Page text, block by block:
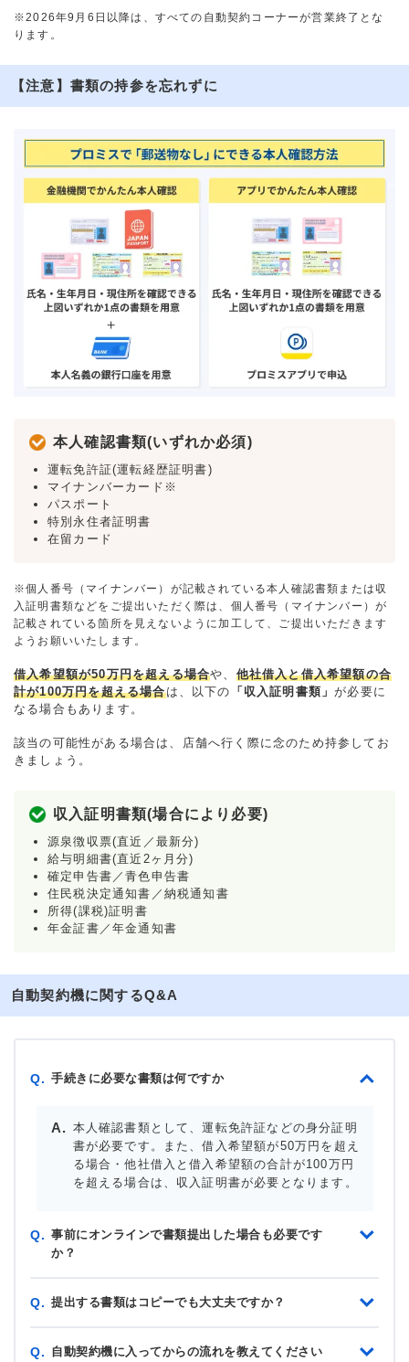
※2026年9月6日以降は、すべての自動契約コーナーが営業終了とな
ります。
【注意】書類の持参を忘れずに
本人確認書類(いずれか必須)
運転免許証(運転経歴証明書)
マイナンバーカード※
パスポート
特別永住者証明書
在留カード
※個人番号（マイナンバー）が記載されている本人確認書類または収
入証明書類などをご提出いただく際は、個人番号（マイナンバー）が
記載されている箇所を見えないように加工して、ご提出いただきます
ようお願いいたします。
借入希望額が50万円を超える場合や、 他社借入と借入希望額の合
計が100万円を超える場合は、以下の 「収入証明書類」が必要に
なる場合もあります。
該当の可能性がある場合は、店舗へ行く際に念のため持参してお
きましょう。
収入証明書類(場合により必要)
源泉徴収票(直近／最新分)
給与明細書(直近2ヶ月分)
確定申告書／青色申告書
住民税決定通知書／納税通知書
所得(課税)証明書
年金証書／年金通知書
自動契約機に関するQ&A
Q. 手続きに必要な書類は何ですか
本人確認書類として、運転免許証などの身分証明
書が必要です。また、借入希望額が50万円を超え
る場合・他社借入と借入希望額の合計が100万円
を超える場合は、収入証明書が必要となります。
Q. 事前にオンラインで書類提出した場合も必要です
か？
Q. 提出する書類はコピーでも大丈夫ですか？
Q. 自動契約機に入ってからの流れを教えてください